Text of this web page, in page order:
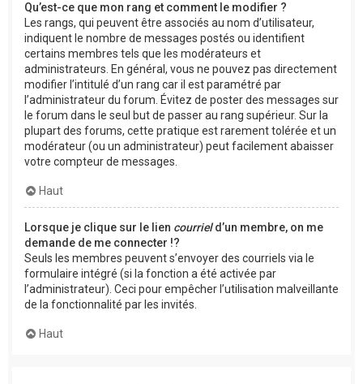
Qu’est-ce que mon rang et comment le modifier ?
Les rangs, qui peuvent être associés au nom d’utilisateur,
indiquent le nombre de messages postés ou identifient
certains membres tels que les modérateurs et
administrateurs. En général, vous ne pouvez pas directement
modifier l’intitulé d’un rang car il est paramétré par
l’administrateur du forum. Évitez de poster des messages sur
le forum dans le seul but de passer au rang supérieur. Sur la
plupart des forums, cette pratique est rarement tolérée et un
modérateur (ou un administrateur) peut facilement abaisser
votre compteur de messages.
Haut
Lorsque je clique sur le lien courrield’un membre, on me
demande de me connecter !?
Seuls les membres peuvent s’envoyer des courriels via le
formulaire intégré (si la fonction a été activée par
l’administrateur). Ceci pour empêcher l’utilisation malveillante
de la fonctionnalité par les invités.
Haut